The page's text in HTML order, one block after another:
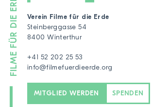
Verein Filme für die Erde
Steinberggasse 54
8400 Winterthur
+41 52 202 25 53
info@filmefuerdieerde.org
MITGLIED WERDEN SPENDEN